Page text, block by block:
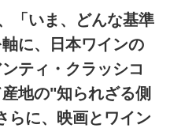
「いま、どんな基準
に、日本ワインの
ティ・クラッシコ
地の"知られざる側
らに、映画とワイン